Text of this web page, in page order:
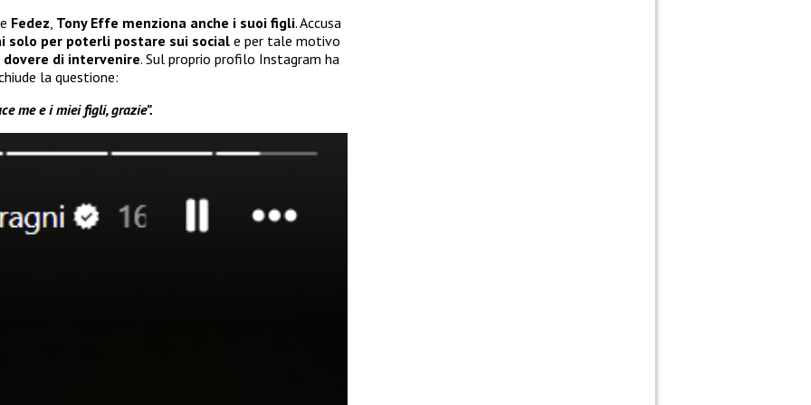
Fedez, Tony Effe menziona anche i suoi figli. Accusa
solo per poterli postare sui social e per tale motivo
di intervenire. Sul proprio profilo Instagram ha
la questione:
me e i miei figli, grazie”.